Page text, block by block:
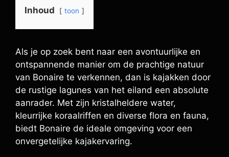
Inhoud toon
Als je op zoek bent naar een avontuurlijke en
ontspannende manier om de prachtige natuur
van Bonaire te verkennen, dan is kajakken door
de rustige lagunes van het eiland een absolute
aanrader. Met zijn kristalheldere water,
kleurrijke koraalriffen en diverse flora en fauna,
biedt Bonaire de ideale omgeving voor een
onvergetelijke kajakervaring.